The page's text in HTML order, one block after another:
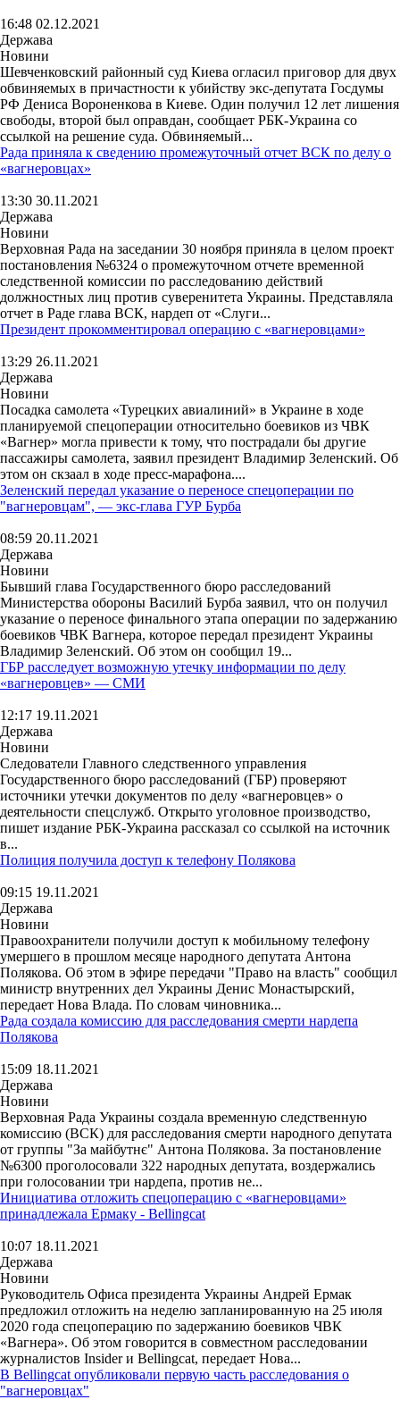
16:48 02.12.2021
Держава
Новини
Шевченковский районный суд Киева огласил приговор для двух
обвиняемых в причастности к убийству экс-депутата Госдумы
РФ Дениса Вороненкова в Киеве. Один получил 12 лет лишения
свободы, второй был оправдан, сообщает РБК-Украина со
ссылкой на решение суда. Обвиняемый...
Рада приняла к сведению промежуточный отчет ВСК по делу о
«вагнеровцах»
13:30 30.11.2021
Держава
Новини
Верховная Рада на заседании 30 ноября приняла в целом проект
постановления №6324 о промежуточном отчете временной
следственной комиссии по расследованию действий
должностных лиц против суверенитета Украины. Представляла
отчет в Раде глава ВСК, нардеп от «Слуги...
Президент прокомментировал операцию с «вагнеровцами»
13:29 26.11.2021
Держава
Новини
Посадка самолета «Турецких авиалиний» в Украине в ходе
планируемой спецоперации относительно боевиков из ЧВК
«Вагнер» могла привести к тому, что пострадали бы другие
пассажиры самолета, заявил президент Владимир Зеленский. Об
этом он скзаал в ходе пресс-марафона....
Зеленский передал указание о переносе спецоперации по
"вагнеровцам", — экс-глава ГУР Бурба
08:59 20.11.2021
Держава
Новини
Бывший глава Государственного бюро расследований
Министерства обороны Василий Бурба заявил, что он получил
указание о переносе финального этапа операции по задержанию
боевиков ЧВК Вагнера, которое передал президент Украины
Владимир Зеленский. Об этом он сообщил 19...
ГБР расследует возможную утечку информации по делу
«вагнеровцев» — СМИ
12:17 19.11.2021
Держава
Новини
Следователи Главного следственного управления
Государственного бюро расследований (ГБР) проверяют
источники утечки документов по делу «вагнеровцев» о
деятельности спецслужб. Открыто уголовное производство,
пишет издание РБК-Украина рассказал со ссылкой на источник
в...
Полиция получила доступ к телефону Полякова
09:15 19.11.2021
Держава
Новини
Правоохранители получили доступ к мобильному телефону
умершего в прошлом месяце народного депутата Антона
Полякова. Об этом в эфире передачи "Право на власть" сообщил
министр внутренних дел Украины Денис Монастырский,
передает Нова Влада. По словам чиновника...
Рада создала комиссию для расследования смерти нардепа
Полякова
15:09 18.11.2021
Держава
Новини
Верховная Рада Украины создала временную следственную
комиссию (ВСК) для расследования смерти народного депутата
от группы "За майбутнє" Антона Полякова. За постановление
№6300 проголосовали 322 народных депутата, воздержались
при голосовании три нардепа, против не...
Инициатива отложить спецоперацию с «вагнеровцами»
принадлежала Ермаку - Bellingcat
10:07 18.11.2021
Держава
Новини
Руководитель Офиса президента Украины Андрей Ермак
предложил отложить на неделю запланированную на 25 июля
2020 года спецоперацию по задержанию боевиков ЧВК
«Вагнера». Об этом говорится в совместном расследовании
журналистов Insider и Bellingcat, передает Нова...
В Bellingcat опубликовали первую часть расследования о
"вагнеровцах"